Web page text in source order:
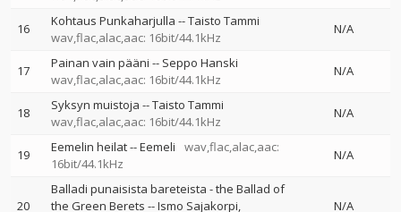
16 Kohtaus Punkaharjulla --Taisto Tammi
wav,flac,alac,aac: 16bit/44.1kHz
N/A
17 Painan vain pääni -- Seppo Hanski
wav,flac,alac,aac: 16bit/44.1kHz
N/A
18 Syksyn muistoja --Taisto Tammi
wav,flac,alac,aac: 16bit/44.1kHz
N/A
19 Eemelin heilat--Eemeli
wav,flac,alac,aac:
16bit/44.1kHz
N/A
20
Balladi punaisista bareteista - the Ballad of
the Green Berets --Ismo Sajakorpi
N/A